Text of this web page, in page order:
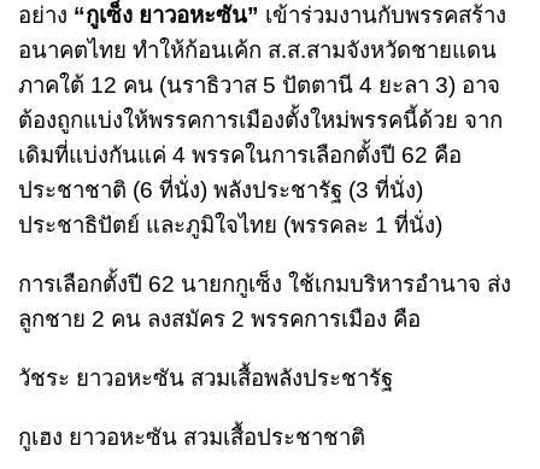
อย่าง “กูเซ็ง ยาวอหะซัน” เข้าร่วมงานกับพรรคสร้าง
อนาคตไทย ทำให้ก้อนเค้ก ส.ส.สามจังหวัดชายแดน
ภาคใต้ 12 คน (นราธิวาส 5 ปัตตานี 4 ยะลา 3) อาจ
ต้องถูกแบ่งให้พรรคการเมืองตั้งใหม่พรรคนี้ด้วย จาก
เดิมที่แบ่งกันแค่ 4 พรรคในการเลือกตั้งปี 62 คือ
ประชาชาติ (6 ที่นั่ง) พลังประชารัฐ (3 ที่นั่ง)
ประชาธิปัตย์ และภูมิใจไทย (พรรคละ 1 ที่นั่ง)
การเลือกตั้งปี 62 นายกกูเซ็ง ใช้เกมบริหารอำนาจ ส่ง
ลูกชาย 2 คน ลงสมัคร 2 พรรคการเมือง คือ
วัชระ ยาวอหะซัน สวมเสื้อพลังประชารัฐ
กูเฮง ยาวอหะซัน สวมเสื้อประชาชาติ